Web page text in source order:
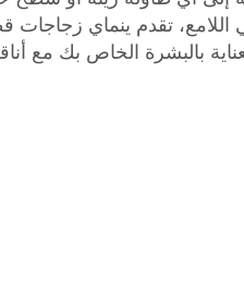
اللامع، تقدم ينماي
بالبشرة الخاص بك مع